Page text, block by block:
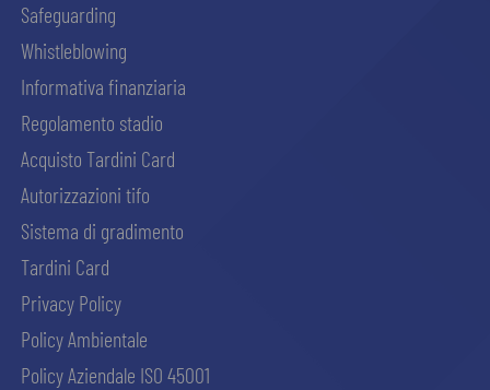
Safeguarding
Whistleblowing
Informativa finanziaria
Regolamento stadio
Acquisto Tardini Card
Autorizzazioni tifo
Sistema di gradimento
Tardini Card
Privacy Policy
Policy Ambientale
Policy Aziendale ISO 45001